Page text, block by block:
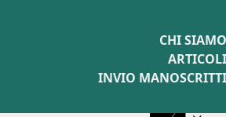
CHI SIAMO
ARTICOLI
INVIO MANOSCRITTI